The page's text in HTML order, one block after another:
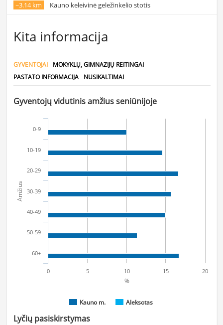
~3.14 km Kauno keleivinė geležinkelio stotis
Kita informacija
GYVENTOJAI
MOKYKLŲ, GIMNAZIJŲ REITINGAI
PASTATO INFORMACIJA
NUSIKALTIMAI
Gyventojų vidutinis amžius seniūnijoje
Amžius
%
Kauno m. Aleksotas
0-9
10-19
20-29
30-39
40-49
50-59
60+
0 5 10 15 20
Lyčių pasiskirstymas